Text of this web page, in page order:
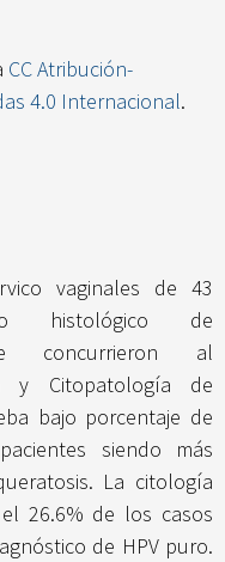
CC Atribución-
4.0 Internacional.
vaginales de 43
histológico de
concurrieron al
y Citopatología de
bajo porcentaje de
siendo más
La citología
26.6% de los casos
de HPV puro.